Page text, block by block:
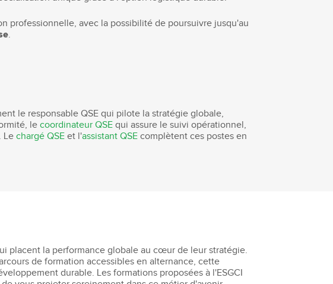
professionnelle, avec la possibilité de poursuivre jusqu'au
.
le responsable QSE qui pilote la stratégie globale,
le coordinateur QSE qui assure le suivi opérationnel,
Lechargé QSE et l'assistant QSE complètent ces postes en
placent la performance globale au cœur de leur stratégie.
de formation accessibles en alternance, cette
durable. Les formations proposées à l'ESGCI